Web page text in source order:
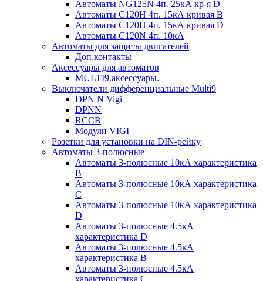
Автоматы NG125N 4п. 25кА кр-я D
Автоматы С120H 4п. 15кА кривая B
Автоматы С120H 4п. 15кА кривая D
Автоматы С120N 4п. 10кА
Автоматы для защиты двигателей
Доп.контакты
Аксессуары для автоматов
MULTI9.аксессуары.
Выключатели дифференциальные Multi9
DPN N Vigi
DPNN
RCCB
Модули VIGI
Розетки для установки на DIN-рейку
Автоматы 3-полюсные
Автоматы 3-полюсные 10кА характеристика
B
Автоматы 3-полюсные 10кА характеристика
C
Автоматы 3-полюсные 10кА характеристика
D
Автоматы 3-полюсные 4.5кА
характеристика D
Автоматы 3-полюсные 4.5кА
характеристика В
Автоматы 3-полюсные 4.5кА
характеристика С